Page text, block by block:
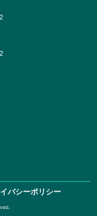
バシーポリシー